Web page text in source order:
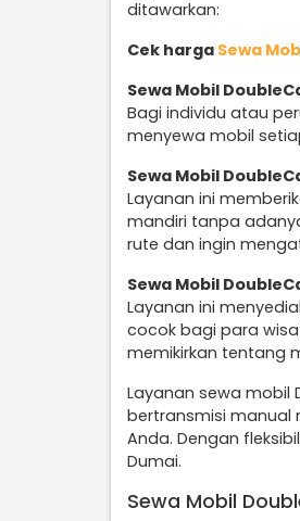
ditawarkan:
Cek harga Sewa
Sewa Mobil
Bagi individu atau
menyewa mobil
Sewa Mobil
Layanan ini
mandiri tanpa
rute dan ingin
Sewa Mobil
Layanan ini
cocok bagi para
memikirkan tentang
Layanan sewa mobil
bertransmisi manual
Anda. Dengan
Dumai.
Sewa Mobil